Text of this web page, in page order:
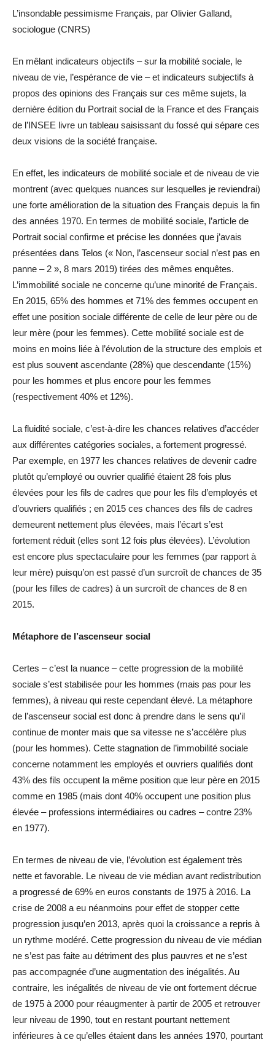
L’insondable pessimisme Français, par Olivier Galland,
sociologue (CNRS)
En mêlant indicateurs objectifs – sur la mobilité sociale, le
niveau de vie, l’espérance de vie – et indicateurs subjectifs à
propos des opinions des Français sur ces même sujets, la
dernière édition du Portrait social de la France et des Français
de l’INSEE livre un tableau saisissant du fossé qui sépare ces
deux visions de la société française.
En effet, les indicateurs de mobilité sociale et de niveau de vie
montrent (avec quelques nuances sur lesquelles je reviendrai)
une forte amélioration de la situation des Français depuis la fin
des années 1970. En termes de mobilité sociale, l’article de
Portrait social confirme et précise les données que j’avais
présentées dans Telos (« Non, l’ascenseur social n’est pas en
panne – 2 », 8 mars 2019) tirées des mêmes enquêtes.
L’immobilité sociale ne concerne qu’une minorité de Français.
En 2015, 65% des hommes et 71% des femmes occupent en
effet une position sociale différente de celle de leur père ou de
leur mère (pour les femmes). Cette mobilité sociale est de
moins en moins liée à l’évolution de la structure des emplois et
est plus souvent ascendante (28%) que descendante (15%)
pour les hommes et plus encore pour les femmes
(respectivement 40% et 12%).
La fluidité sociale, c’est-à-dire les chances relatives d’accéder
aux différentes catégories sociales, a fortement progressé.
Par exemple, en 1977 les chances relatives de devenir cadre
plutôt qu’employé ou ouvrier qualifié étaient 28 fois plus
élevées pour les fils de cadres que pour les fils d’employés et
d’ouvriers qualifiés ; en 2015 ces chances des fils de cadres
demeurent nettement plus élevées, mais l’écart s’est
fortement réduit (elles sont 12 fois plus élevées). L’évolution
est encore plus spectaculaire pour les femmes (par rapport à
leur mère) puisqu’on est passé d’un surcroît de chances de 35
(pour les filles de cadres) à un surcroît de chances de 8 en
2015.
Métaphore de l’ascenseur social
Certes – c’est la nuance – cette progression de la mobilité
sociale s’est stabilisée pour les hommes (mais pas pour les
femmes), à niveau qui reste cependant élevé. La métaphore
de l’ascenseur social est donc à prendre dans le sens qu’il
continue de monter mais que sa vitesse ne s’accélère plus
(pour les hommes). Cette stagnation de l’immobilité sociale
concerne notamment les employés et ouvriers qualifiés dont
43% des fils occupent la même position que leur père en 2015
comme en 1985 (mais dont 40% occupent une position plus
élevée – professions intermédiaires ou cadres – contre 23%
en 1977).
En termes de niveau de vie, l’évolution est également très
nette et favorable. Le niveau de vie médian avant redistribution
a progressé de 69% en euros constants de 1975 à 2016. La
crise de 2008 a eu néanmoins pour effet de stopper cette
progression jusqu’en 2013, après quoi la croissance a repris à
un rythme modéré. Cette progression du niveau de vie médian
ne s’est pas faite au détriment des plus pauvres et ne s’est
pas accompagnée d’une augmentation des inégalités. Au
contraire, les inégalités de niveau de vie ont fortement décrue
de 1975 à 2000 pour réaugmenter à partir de 2005 et retrouver
leur niveau de 1990, tout en restant pourtant nettement
inférieures à ce qu’elles étaient dans les années 1970, pourtant